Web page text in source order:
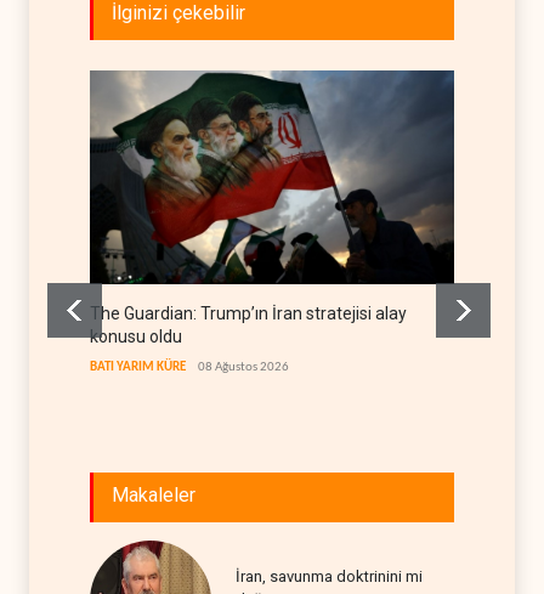
İlginizi çekebilir
The Guardian: Trump’ın İran stratejisi alay
konusu oldu
BATI YARIM KÜRE 08 Ağustos 2026
Makaleler
İran, savunma doktrinini mi